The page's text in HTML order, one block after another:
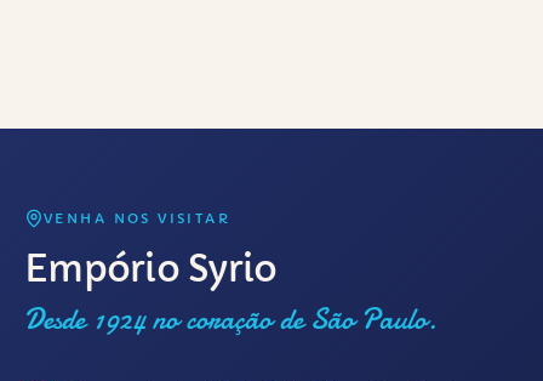
VENHA NOS VISITAR
Empório Syrio
Desde 1924 no coração de São Paulo.